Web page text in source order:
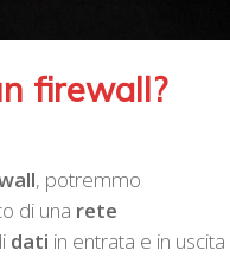
firewall?
, potremmo
di una rete
dati in entrata e in uscita